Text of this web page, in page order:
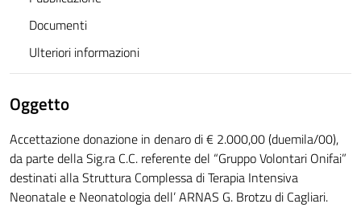
Documenti
Ulteriori informazioni
Oggetto
Accettazione donazione in denaro di € 2.000,00 (duemila/00),
da parte della Sig.ra C.C. referente del “Gruppo Volontari Onifai”
destinati alla Struttura Complessa di Terapia Intensiva
Neonatale e Neonatologia dell’ ARNAS G. Brotzu di Cagliari.